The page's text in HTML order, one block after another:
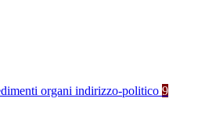
organi indirizzo-politico 9